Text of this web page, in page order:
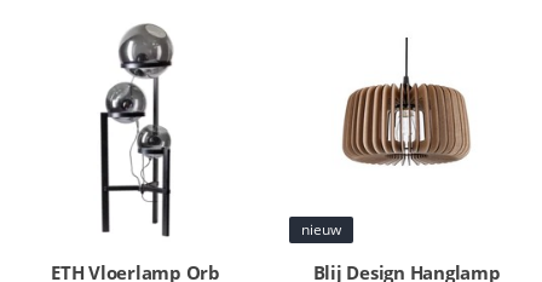
ETH Vloerlamp Orb
nieuw
Blij Design Hanglamp